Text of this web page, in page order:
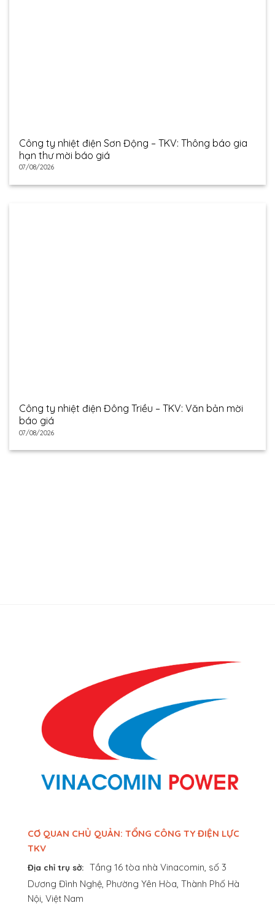
Công ty nhiệt điện Sơn Động – TKV: Thông báo gia
hạn thư mời báo giá
07/08/2026
Công ty nhiệt điện Đông Triều – TKV: Văn bản mời
báo giá
07/08/2026
CƠ QUAN CHỦ QUẢN: TỔNG CÔNG TY ĐIỆN LỰC
TKV
Địa chỉ trụ sở: Tầng 16 tòa nhà Vinacomin, số 3
Dương Đình Nghệ, Phường Yên Hòa, Thành Phố Hà
Nội, Việt Nam